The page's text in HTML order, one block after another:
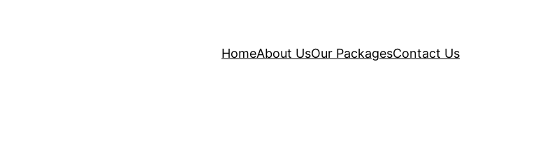
HomeAbout UsOur PackagesContact Us